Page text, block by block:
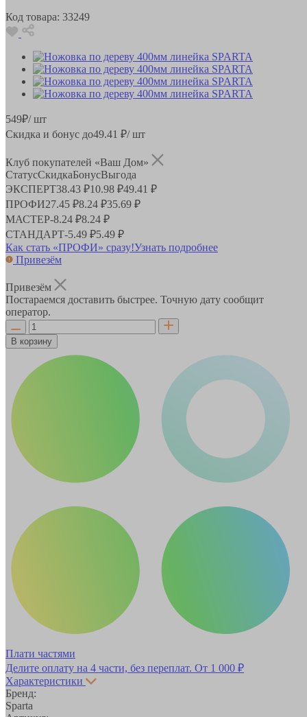
Код товара: 33249
549₽/ шт
Скидка и бонус до49.41 ₽/ шт
Клуб покупателей «Ваш Дом»
СтатусСкидкаБонусВыгода
ЭКСПЕРТ38.43 ₽10.98 ₽49.41 ₽
ПРОФИ27.45 ₽8.24 ₽35.69 ₽
МАСТЕР-8.24 ₽8.24 ₽
СТАНДАРТ-5.49 ₽5.49 ₽
Как стать «ПРОФИ» сразу!Узнать подробнее
Привезём
Привезём
Постараемся доставить быстрее. Точную дату сообщит
оператор.
В корзину
Плати частями
Делите оплату на 4 части, без переплат. От 1 000 ₽
Характеристики
Бренд:
Sparta